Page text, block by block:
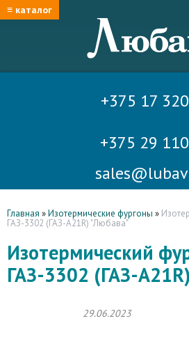
≡ каталог
+375 17
+375 29
Главная »Изотермические фургоны »
ГАЗ-3302 (ГАЗ-А21R) "Любава"
Изотермический
ГАЗ-3302 (ГАЗ-
29.06.2023